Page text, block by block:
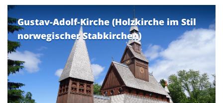
Gustav-Adolf-Kirche (Holzkirche im Stil
norwegischer Stabkirchen)